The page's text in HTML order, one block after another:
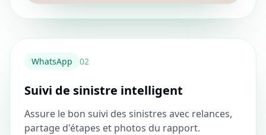
WhatsApp 02
Suivi de sinistre intelligent
Assure le bon suivi des sinistres avec relances,
partage d'étapes et photos du rapport.